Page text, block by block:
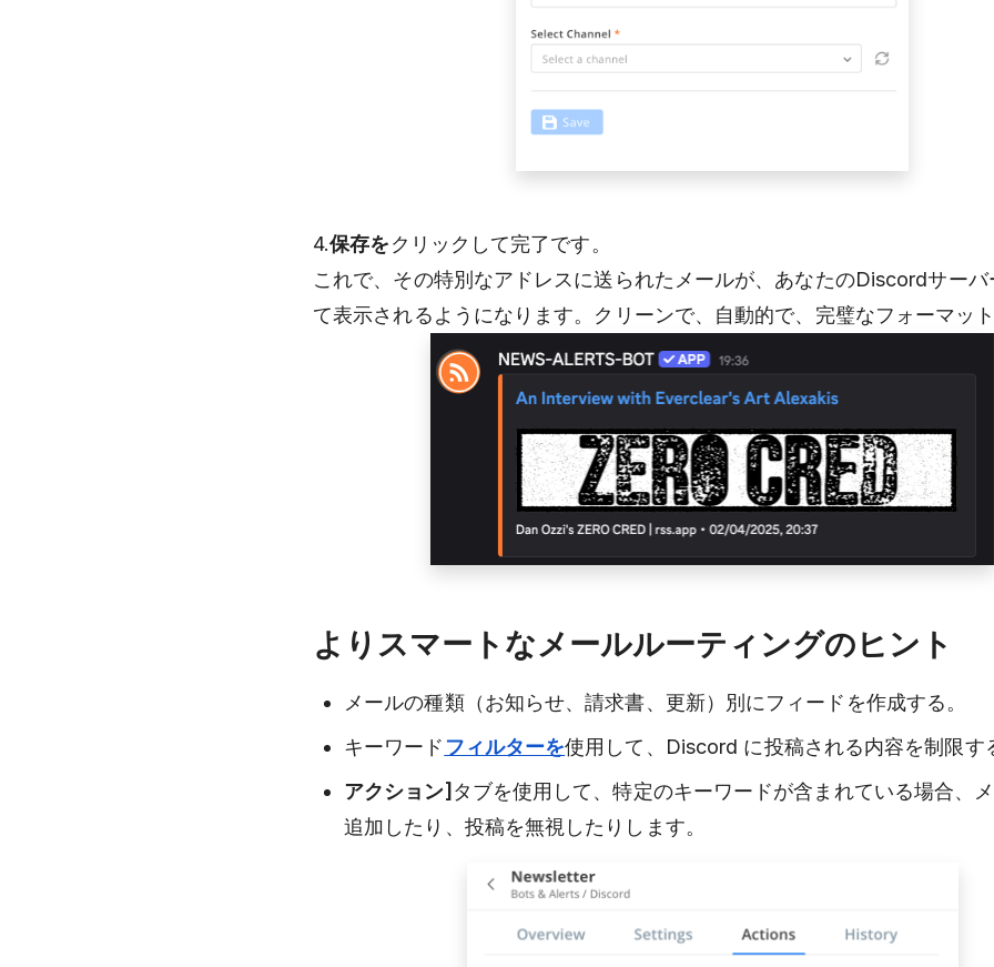
4.保存をクリックして完了です。
これで、その特別なアドレスに送られたメールが、あなたのDiscordサーバ
て表示されるようになります。クリーンで、自動的で、完璧なフォーマット
よりスマートなメールルーティングのヒント
メールの種類（お知らせ、請求書、更新）別にフィードを作成する。
キーワード フィルターを使用して、Discord に投稿される内容を制限す
アクション]タブを使用して、特定のキーワードが含まれている場合、
追加したり、投稿を無視したりします。